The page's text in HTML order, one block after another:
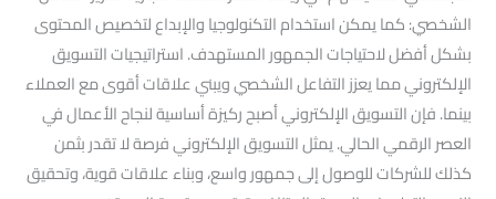
الشخصي: كما يمكن استخدام التكنولوجيا والإبداع لتخصيص المحتوى
بشكل أفضل لاحتياجات الجمهور المستهدف. استراتيجيات التسويق
الإلكتروني مما يعزز التفاعل الشخصي ويبني علاقات أقوى مع العملاء
بينما. فإن التسويق الإلكتروني أصبح ركيزة أساسية لنجاح الأعمال في
العصر الرقمي الحالي. يمثل التسويق الإلكتروني فرصة لا تقدر بثمن
كذلك للشركات للوصول إلى جمهور واسع، وبناء علاقات قوية، وتحقيق